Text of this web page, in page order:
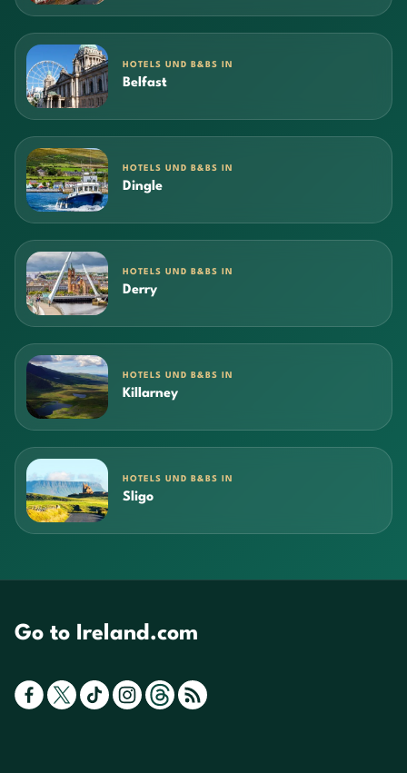
HOTELS UND B&BS IN
Belfast
HOTELS UND B&BS IN
Dingle
HOTELS UND B&BS IN
Derry
HOTELS UND B&BS IN
Killarney
HOTELS UND B&BS IN
Sligo
Go to Ireland.com